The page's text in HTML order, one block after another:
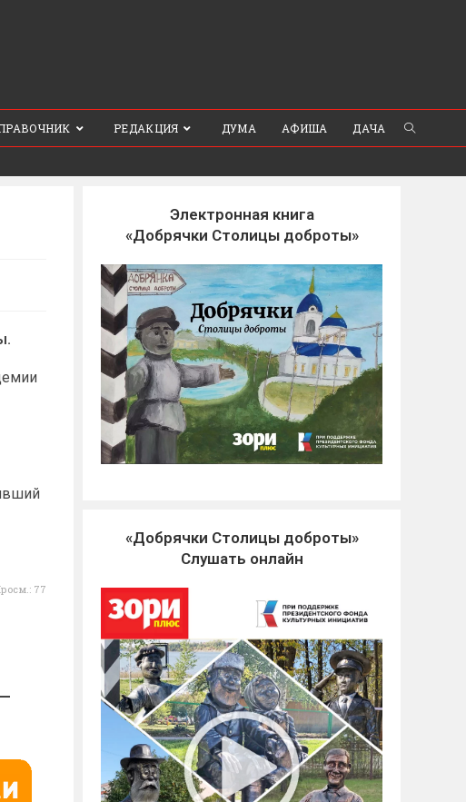
РЕДАКЦИЯ ДУМА АФИША ДАЧА
77
Электронная книга
«Добрячки Столицы доброты»
«Добрячки Столицы доброты»
Слушать онлайн